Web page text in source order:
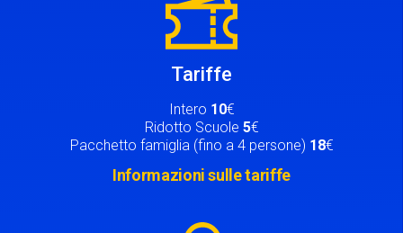
Tariffe
Intero 10€
Ridotto Scuole 5€
Pacchetto famiglia (fino a 4 persone) 18€
Informazioni sulle tariffe